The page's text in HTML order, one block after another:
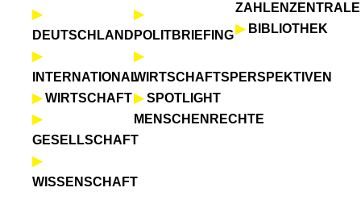
▶
DEUTSCHLAND
▶
INTERNATIONAL
▶ WIRTSCHAFT
▶
GESELLSCHAFT
▶
WISSENSCHAFT
▶
POLITBRIEFING
▶
WIRTSCHAFTSPERSPEKTIVEN
▶ SPOTLIGHT
MENSCHENRECHTE
ZAHLENZENTRALE
▶ BIBLIOTHEK